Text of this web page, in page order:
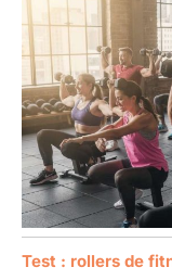
Test : rollers de